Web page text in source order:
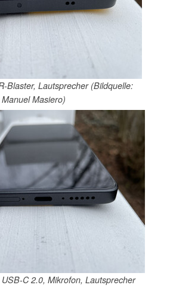
Blaster, Lautsprecher (Bildquelle:
Manuel Masiero)
C 2.0, Mikrofon, Lautsprecher